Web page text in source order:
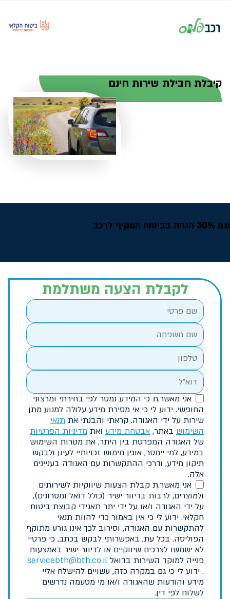
קיבלת חבילת שירות חינם
וגם 30% הנחה בביטוח המקיף לרכב
לקבלת הצעה משתלמת
אני מאשר.ת כי המידע נמסר לפי בחירתי ומרצוני
החופשי. ידוע לי כי אי מסירת מידע עלולה למנוע מתן
שירות על ידי האגודה. קראתי והבנתי את תנאי
השימוש באתר, אבטחת מידע ואת מדיניות הפרטיות
של האגודה המפרטת בין היתר, את מטרות השימוש
במידע, למי יימסר, אופן מימוש זכויותיי לעיון ולבקש
תיקון מידע, ודרכי ההתקשרות עם האגודה בעניינים
אלה.
אני מאשר.ת קבלת הצעות שיווקיות לשירותים
ולמוצרים, לרבות בדיוור ישיר (כולל דואל ומסרונים),
על ידי האגודה ו/או על ידי יתר תאגידי קבוצת ביטוח
חקלאי. ידוע לי כי אין באמור כדי להוות תנאי
להתקשרות עם האגודה, וסירוב לכך אינו גורע מתוקף
הפוליסה. בכל עת, באפשרותי לבקש בכתב, כי פרטיי
לא ישמשו לצרכים שיווקיים או לדיוור ישיר באמצעות
פנייה למוקד השירות בדואל servicebth@bth.co.il
. ידוע לי כי גם במקרה כזה, עשויים להישלח אליי
מידע והודעות שהאגודה ו/או מי מטעמה נדרשים
לשלוח לפי דין.